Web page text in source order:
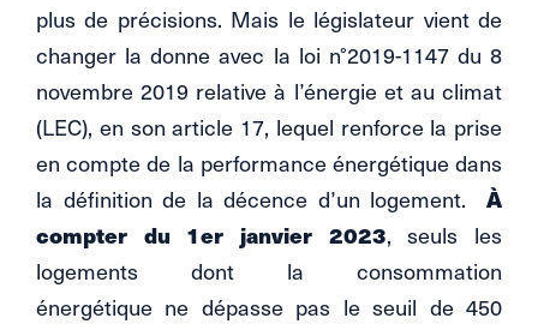
plus de précisions. Mais le législateur vient de
changer la donne avec la loi n°2019-1147 du 8
novembre 2019 relative à l’énergie et au climat
(LEC), en son article 17, lequel renforce la prise
en compte de la performance énergétique dans
la définition de la décence d’un logement. À
compter du 1er janvier 2023, seuls les
logements dont la consommation
énergétique ne dépasse pas le seuil de 450